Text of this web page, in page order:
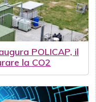
POLICAP, il
la CO2